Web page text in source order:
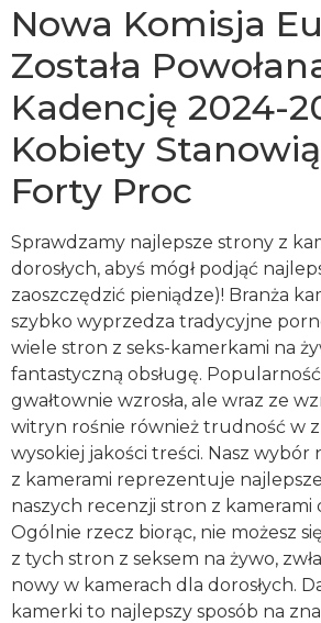
Nowa Komisja
Została
Kadencję 2024-
Kobiety
Forty Proc
Sprawdzamy najlepsze strony z
dorosłych, abyś mógł podjąć
zaoszczędzić pieniądze)! Branża
szybko wyprzedza tradycyjne
wiele stron z seks-kamerkami na
fantastyczną obsługę.
gwałtownie wzrosła, ale wraz ze
witryn rośnie również trudność w
wysokiej jakości treści. Nasz wybór
z kamerami reprezentuje
naszych recenzji stron z kamerami
Ogólnie rzecz biorąc, nie możesz
z tych stron z seksem na żywo,
nowy w kamerach dla dorosłych.
kamerki to najlepszy sposób na